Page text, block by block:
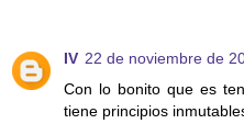
IV 22 de noviembre de
Con lo bonito que es
tiene principios